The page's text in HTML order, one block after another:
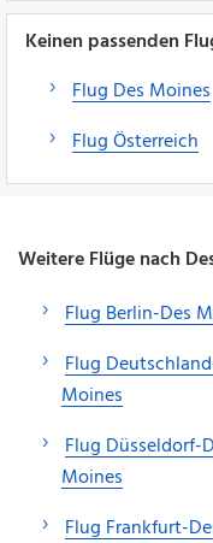
Keinen passenden
Flug Des Moines
Flug Österreich
Weitere Flüge nach
Flug Berlin-Des
Flug
Moines
Flug Düsseldorf-
Moines
Flug Frankfurt-